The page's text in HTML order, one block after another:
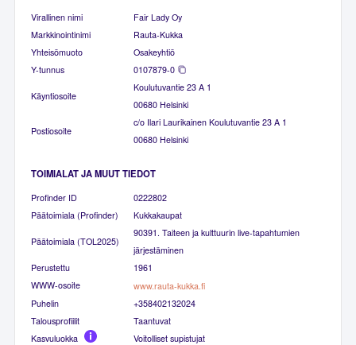
Virallinen nimi
Fair Lady Oy
Markkinointinimi
Rauta-Kukka
Yhteisömuoto
Osakeyhtiö
Y-tunnus
0107879-0
Käyntiosoite
Koulutuvantie 23 A 1
00680 Helsinki
Postiosoite
c/o Ilari Laurikainen Koulutuvantie 23 A 1
00680 Helsinki
TOIMIALAT JA MUUT TIEDOT
Profinder ID
0222802
Päätoimiala (Profinder)
Kukkakaupat
Päätoimiala (TOL2025)
90391. Taiteen ja kulttuurin live-tapahtumien
järjestäminen
Perustettu
1961
WWW-osoite
www.rauta-kukka.fi
Puhelin
+358402132024
Talousprofiilit
Taantuvat
Kasvuluokka
Voitolliset supistujat